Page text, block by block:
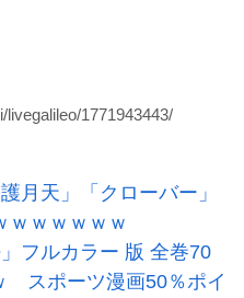
1771943443/
月天」「クローバー」
ｗｗｗｗｗｗ
フルカラー 版 全巻70
スポーツ漫画50％ポイ